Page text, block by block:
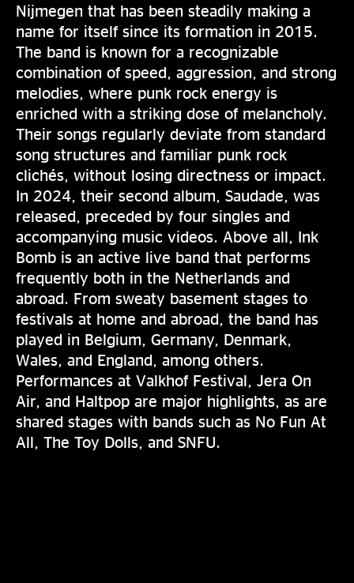
Nijmegen that has been steadily making a
name for itself since its formation in 2015.
The band is known for a recognizable
combination of speed, aggression, and strong
melodies, where punk rock energy is
enriched with a striking dose of melancholy.
Their songs regularly deviate from standard
song structures and familiar punk rock
clichés, without losing directness or impact.
In 2024, their second album, Saudade, was
released, preceded by four singles and
accompanying music videos. Above all, Ink
Bomb is an active live band that performs
frequently both in the Netherlands and
abroad. From sweaty basement stages to
festivals at home and abroad, the band has
played in Belgium, Germany, Denmark,
Wales, and England, among others.
Performances at Valkhof Festival, Jera On
Air, and Haltpop are major highlights, as are
shared stages with bands such as No Fun At
All, The Toy Dolls, and SNFU.